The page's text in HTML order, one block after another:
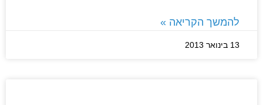
להמשך הקריאה »
13 בינואר 2013